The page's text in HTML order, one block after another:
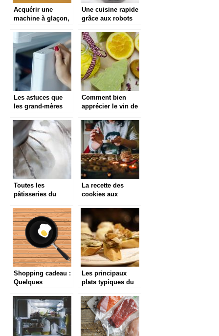
Acquérir une
machine à glaçon,
cuisine
Une cuisine rapide
grâce aux robots
Les astuces que
les grand-mères
bien nettoyer un
frigo vintage
Comment bien
apprécier le vin de
qui soit ?
Toutes les
pâtisseries du
La recette des
cookies aux
chocolat sans
gluten
Shopping cadeau :
Quelques
cuisine à offrir
Les principaux
plats typiques du